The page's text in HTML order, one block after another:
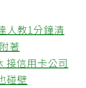
人教1分鐘清
著
接信用卡公司
碰壁